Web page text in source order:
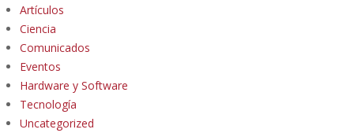
Artículos
Ciencia
Comunicados
Eventos
Hardware y Software
Tecnología
Uncategorized